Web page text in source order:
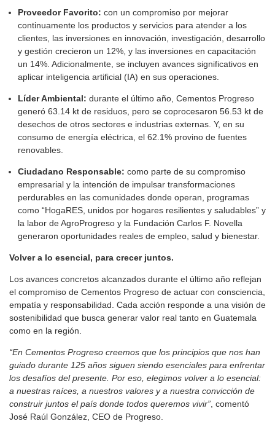
Proveedor Favorito: con un compromiso por mejorar
continuamente los productos y servicios para atender a los
clientes, las inversiones en innovación, investigación, desarrollo
y gestión crecieron un 12%, y las inversiones en capacitación
un 14%. Adicionalmente, se incluyen avances significativos en
aplicar inteligencia artificial (IA) en sus operaciones.
Líder Ambiental: durante el último año, Cementos Progreso
generó 63.14 kt de residuos, pero se coprocesaron 56.53 kt de
desechos de otros sectores e industrias externas. Y, en su
consumo de energía eléctrica, el 62.1% provino de fuentes
renovables.
Ciudadano Responsable: como parte de su compromiso
empresarial y la intención de impulsar transformaciones
perdurables en las comunidades donde operan, programas
como “HogaRES, unidos por hogares resilientes y saludables” y
la labor de AgroProgreso y la Fundación Carlos F. Novella
generaron oportunidades reales de empleo, salud y bienestar.
Volver a lo esencial, para crecer juntos.
Los avances concretos alcanzados durante el último año reflejan
el compromiso de Cementos Progreso de actuar con consciencia,
empatía y responsabilidad. Cada acción responde a una visión de
sostenibilidad que busca generar valor real tanto en Guatemala
como en la región.
“En Cementos Progreso creemos que los principios que nos han
guiado durante 125 años siguen siendo esenciales para enfrentar
los desafíos del presente. Por eso, elegimos volver a lo esencial:
a nuestras raíces, a nuestros valores y a nuestra convicción de
construir juntos el país donde todos queremos vivir” , comentó
José Raúl González, CEO de Progreso.